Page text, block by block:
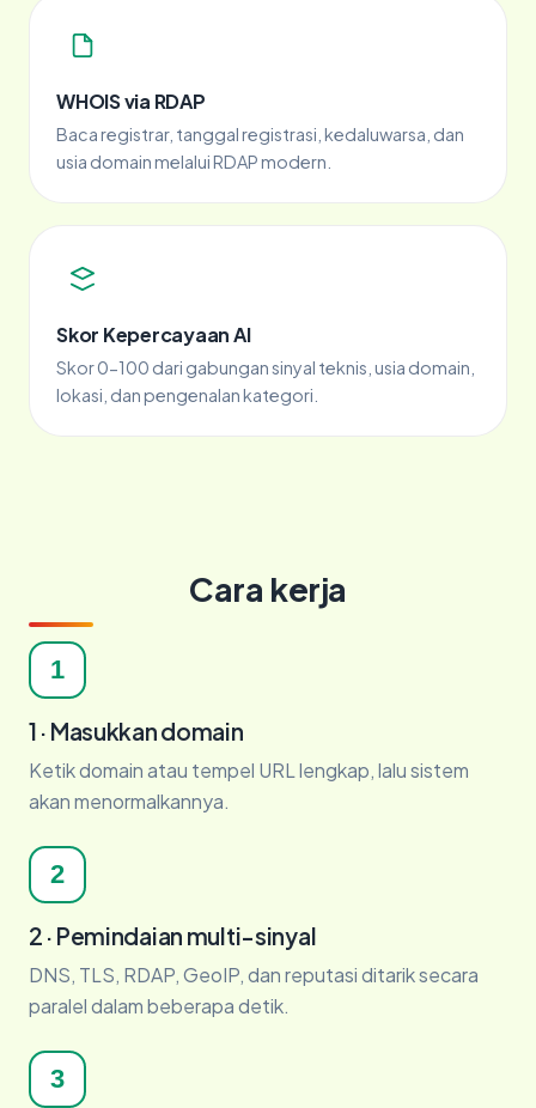
WHOIS via RDAP
Baca registrar, tanggal registrasi, kedaluwarsa, dan
usia domain melalui RDAP modern.
Skor Kepercayaan AI
Skor 0-100 dari gabungan sinyal teknis, usia domain,
lokasi, dan pengenalan kategori.
Cara kerja
1
1 · Masukkan domain
Ketik domain atau tempel URL lengkap, lalu sistem
akan menormalkannya.
2
2 · Pemindaian multi-sinyal
DNS, TLS, RDAP, GeoIP, dan reputasi ditarik secara
paralel dalam beberapa detik.
3